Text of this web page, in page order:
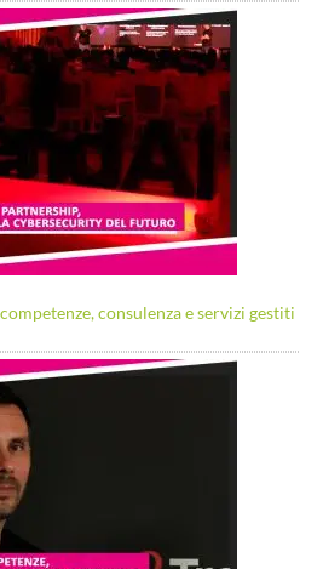
consulenza e servizi gestiti